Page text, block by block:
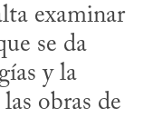
se da
y la
obras de